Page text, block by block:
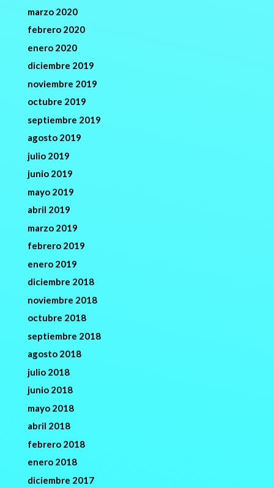
marzo 2020
febrero 2020
enero 2020
diciembre 2019
noviembre 2019
octubre 2019
septiembre 2019
agosto 2019
julio 2019
junio 2019
mayo 2019
abril 2019
marzo 2019
febrero 2019
enero 2019
diciembre 2018
noviembre 2018
octubre 2018
septiembre 2018
agosto 2018
julio 2018
junio 2018
mayo 2018
abril 2018
febrero 2018
enero 2018
diciembre 2017